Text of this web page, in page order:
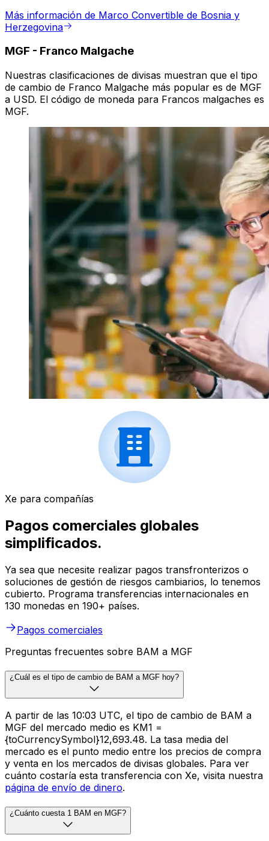
Más información de Marco Convertible de Bosnia y
Herzegovina
MGF - Franco Malgache
Nuestras clasificaciones de divisas muestran que el tipo
de cambio de Franco Malgache más popular es de MGF
a USD. El código de moneda para Francos malgaches es
MGF.
Xe para compañías
Pagos comerciales globales
simplificados.
Ya sea que necesite realizar pagos transfronterizos o
soluciones de gestión de riesgos cambiarios, lo tenemos
cubierto. Programa transferencias internacionales en
130 monedas en 190+ países.
Pagos comerciales
Preguntas frecuentes sobre BAM a MGF
¿Cuál es el tipo de cambio de BAM a MGF hoy?
A partir de las 10:03 UTC, el tipo de cambio de BAM a
MGF del mercado medio es KM1 =
{toCurrencySymbol}12,693.48. La tasa media del
mercado es el punto medio entre los precios de compra
y venta en los mercados de divisas globales. Para ver
cuánto costaría esta transferencia con Xe, visita nuestra
página de envío de dinero.
¿Cuánto cuesta 1 BAM en MGF?